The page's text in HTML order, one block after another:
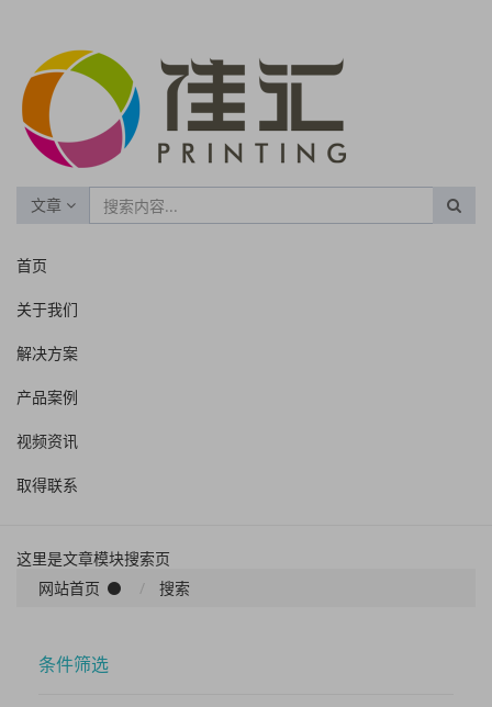
文章
首页
关于我们
解决方案
产品案例
视频资讯
取得联系
这里是文章模块搜索页
网站首页
搜索
条件筛选